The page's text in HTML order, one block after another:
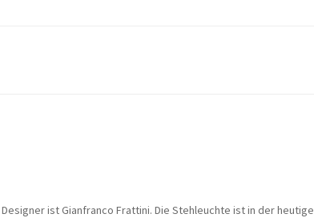
ist Gianfranco Frattini. Die Stehleuchte ist in der